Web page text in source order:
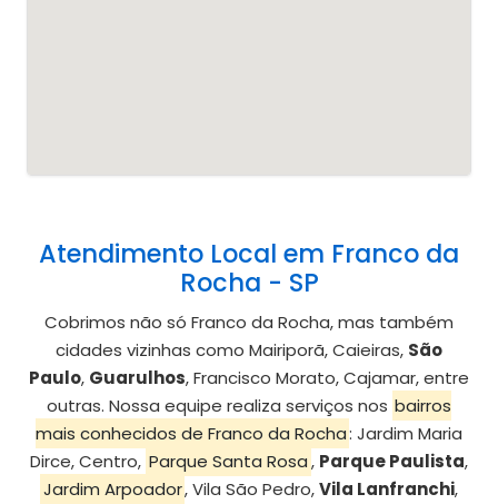
Atendimento Local em Franco da
Rocha - SP
Cobrimos não só Franco da Rocha, mas também
cidades vizinhas como Mairiporã, Caieiras, São
Paulo, Guarulhos, Francisco Morato, Cajamar, entre
outras. Nossa equipe realiza serviços nos bairros
mais conhecidos de Franco da Rocha: Jardim Maria
Dirce, Centro, Parque Santa Rosa, Parque Paulista,
Jardim Arpoador, Vila São Pedro,Vila Lanfranchi,